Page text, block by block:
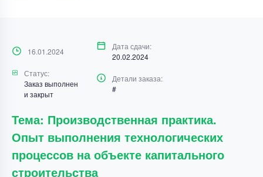
16.01.2024
Дата сдачи:
20.02.2024
Статус:
Заказ выполнен
и закрыт
Детали заказа:
#
Тема: Производственная практика.
Опыт выполнения технологических
процессов на объекте капитального
строительства